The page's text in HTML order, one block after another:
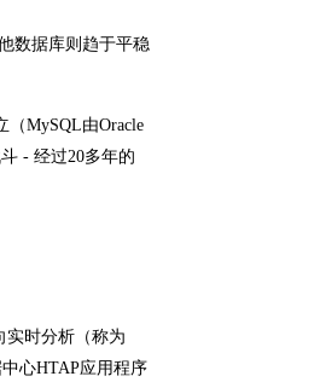
数据库则趋于平稳
（MySQL由Oracle
- 经过20多年的
实时分析（称为
心HTAP应用程序